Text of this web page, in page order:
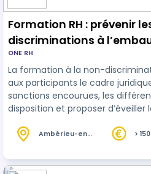
Formation RH : prévenir
discriminations à
entreprise
ONE RH
La formation à la non-
aux participants le cadre
sanctions encourues, les
disposition et proposer d’éveiller
aurecrutement, de décrypter
des risques.
Ambérieu-en-
>